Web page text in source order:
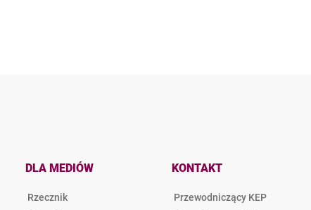
DLA MEDIÓW
Rzecznik
KONTAKT
Przewodniczący KEP